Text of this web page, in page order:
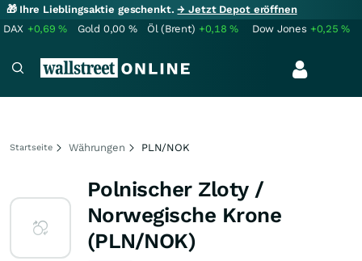
🎁 Ihre Lieblingsaktie geschenkt.→ Jetzt Depot eröffnen
DAX +0,69% Gold 0,00 % Öl (Brent) +0,18% Dow Jones +0,25%
Startseite Währungen PLN/NOK
Polnischer Zloty /
Norwegische Krone
(PLN/NOK)